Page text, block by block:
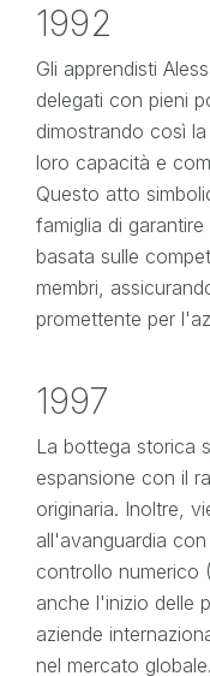
1992
Gli apprendisti
delegati con pieni
dimostrando così
loro capacità e
Questo atto
famiglia di
basata sulle
membri,
promettente per
1997
La bottega storica
espansione con il
originaria. Inoltre,
all'avanguardia
controllo numerico
anche l'inizio delle
aziende
nel mercato globale.